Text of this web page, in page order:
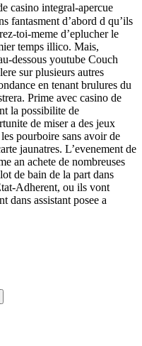
casino integral-apercue
fantasment d’abord d qu’ils
toi-meme d’eplucher le
temps illico. Mais,
dessous youtube Couch
sur plusieurs autres
en tenant brulures du
Prime avec casino de
la possibilite de
de miser a des jeux
pourboire sans avoir de
jaunatres. L’evenement de
an achete de nombreuses
de bain de la part dans
Adherent, ou ils vont
dans assistant posee a